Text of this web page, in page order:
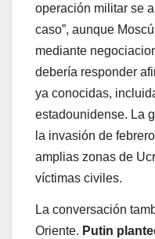
operación militar se
caso”, aunque
mediante
debería responder
ya conocidas,
estadounidense. La
la invasión de
amplias zonas de
víctimas civiles.
La conversación
Oriente. Putin